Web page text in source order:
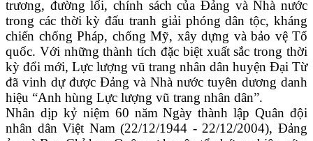
trương, đường lối, chính sách của Đảng và Nhà nước
trong các thời kỳ đấu tranh giải phóng dân tộc, kháng
chiến chống Pháp, chống Mỹ, xây dựng và bảo vệ Tổ
quốc. Với những thành tích đặc biệt xuất sắc trong thời
kỳ đổi mới, Lực lượng vũ trang nhân dân huyện Đại Từ
đã vinh dự được Đảng và Nhà nước tuyên dương danh
hiệu “Anh hùng Lực lượng vũ trang nhân dân”.
Nhân dịp kỷ niệm 60 năm Ngày thành lập Quân đội
nhân dân Việt Nam (22/12/1944 - 22/12/2004), Đảng